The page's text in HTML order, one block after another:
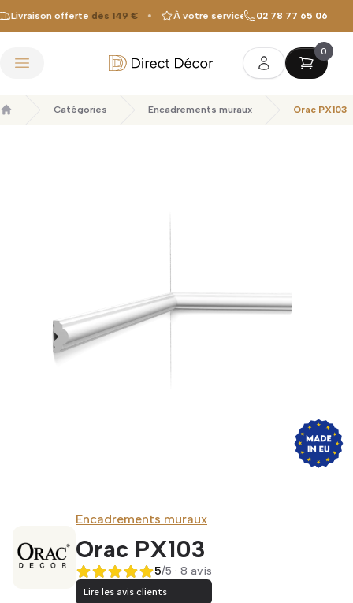
offertedès 149 € À votre service depuis 2010
02 78 77 65 06
Ouvrir le menu Direct Décor
0
Accueil
Catégories Encadrements muraux Orac PX103
Encadrements muraux
Orac PX103
5 sur 5
5/5 · 8 avis
Lire les avis clients